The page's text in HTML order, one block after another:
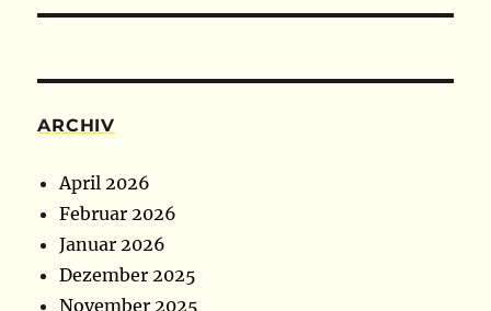
ARCHIV
April 2026
Februar 2026
Januar 2026
Dezember 2025
November 2025